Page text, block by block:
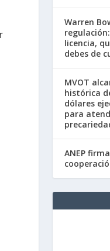
Warren
licencia,
debes de
MVOT
histórica
dólares
para
ANEP